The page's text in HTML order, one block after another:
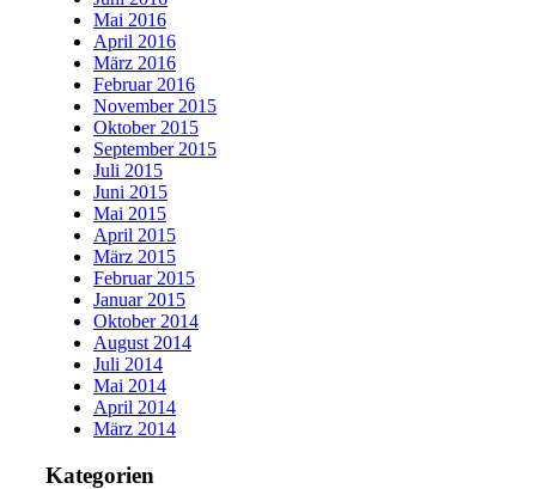
Mai 2016
April 2016
März 2016
Februar 2016
November 2015
Oktober 2015
September 2015
Juli 2015
Juni 2015
Mai 2015
April 2015
März 2015
Februar 2015
Januar 2015
Oktober 2014
August 2014
Juli 2014
Mai 2014
April 2014
März 2014
Kategorien